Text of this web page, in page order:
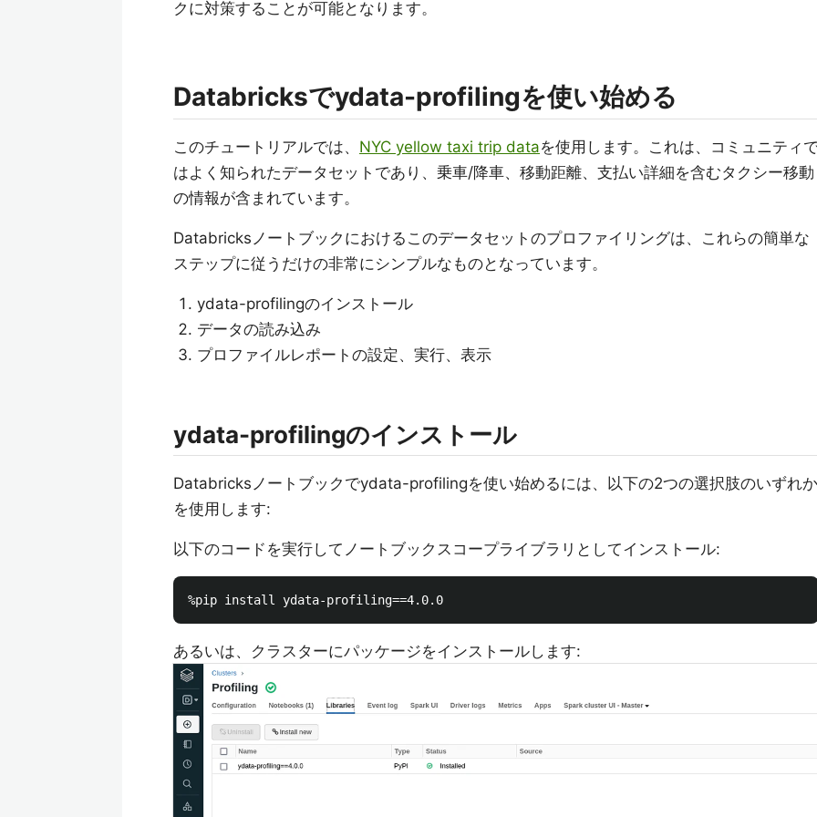
クに対策することが可能となります。
Databricksでydata-profilingを使い始める
このチュートリアルでは、 NYC yellow taxi trip dataを使用します。これは、コミュニティ
はよく知られたデータセットであり、乗車/降車、移動距離、支払い詳細を含むタクシー移動
の情報が含まれています。
Databricksノートブックにおけるこのデータセットのプロファイリングは、これらの簡単な
ステップに従うだけの非常にシンプルなものとなっています。
ydata-profilingのインストール
データの読み込み
プロファイルレポートの設定、実行、表示
ydata-profilingのインストール
Databricksノートブックでydata-profilingを使い始めるには、以下の2つの選択肢のいずれか
を使用します:
以下のコードを実行してノートブックスコープライブラリとしてインストール:
あるいは、クラスターにパッケージをインストールします: